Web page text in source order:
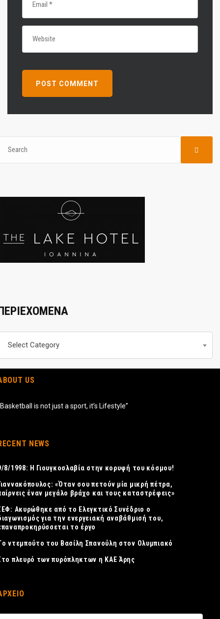
Select Category
US
is not just a sport, it’s Lifestyle”
NEWS
8/1998: Η Γιουγκοσλαβία στην κορυφή του κόσμου!
«Όταν σου πετούν μία μικρή πέτρα,
έναν μεγάλο βράχο και τους καταστρέφεις»
Ακυρώθηκε από το Ελεγκτικό Συνέδριο ο
για την ενεργειακή αναβάθμισή του,
το έργο
ντεμπούτο του Βασίλη Σπανούλη στον Ολυμπιακό
πλευρό των πυρόπληκτων η ΚΑΕ Άρης